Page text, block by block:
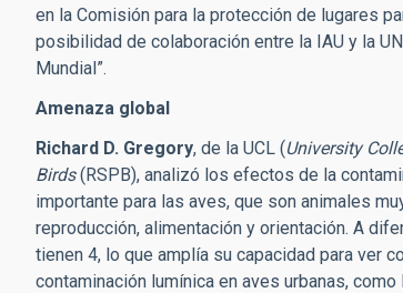
en la Comisión para la protección de lugares
posibilidad de colaboración entre la IAU y la
Mundial”.
Amenaza global
Richard D. Gregory, de la UCL (University
Birds(RSPB), analizó los efectos de la
importante para las aves, que son animales
reproducción, alimentación y orientación. A
tienen 4, lo que amplía su capacidad para ver
contaminación lumínica en aves urbanas,